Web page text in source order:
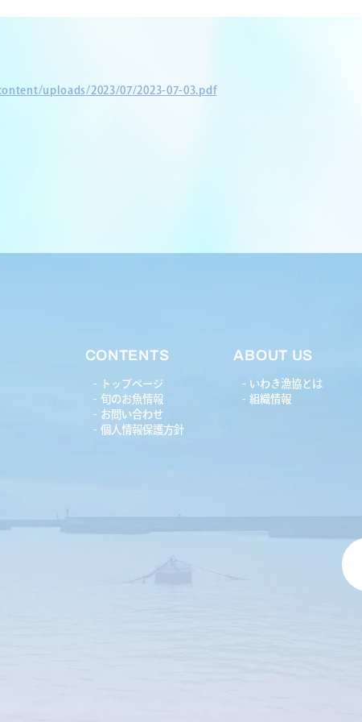
uploads/2023/07/2023-07-03.pdf
CONTENTS
トップページ
旬のお魚情報
お問い合わせ
個人情報保護方針
ABOUT US
いわき漁協とは
組織情報